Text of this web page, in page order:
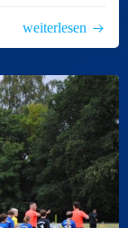
weiterlesen